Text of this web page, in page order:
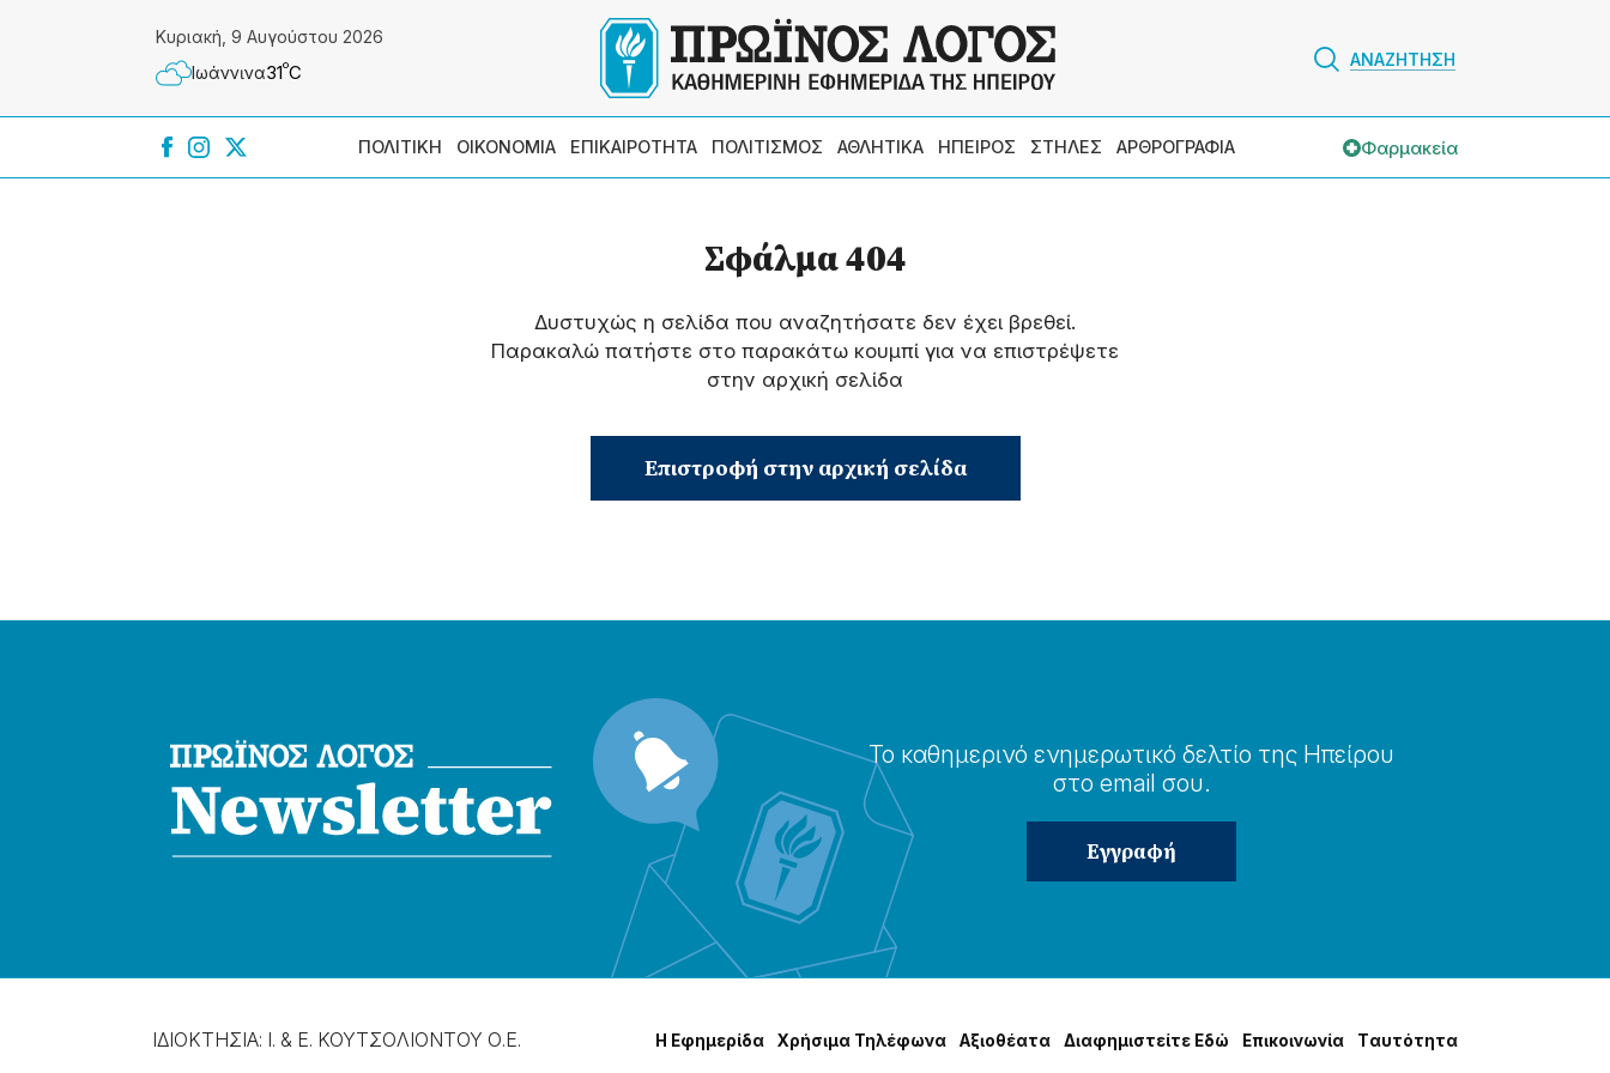
Κυριακή, 9 Αυγούστου 2026
Ιωάννɩνα31ºC
ΑΝΑΖΗΤΗΣΗ
ΠΟΛΙΤΙΚΗ ΟΙΚΟΝΟΜΙΑ ΕΠΙΚΑΙΡΟΤΗΤΑ ΠΟΛΙΤΙΣΜΟΣ ΑΘΛΗΤΙΚΑ ΗΠΕΙΡΟΣ ΣΤΗΛΕΣ ΑΡΘΡΟΓΡΑΦΙΑ Φαρμακεία
Σφάλμα 404
Δυστυχώς η σελίδα που αναζητήσατε δεν έχει βρεθεί.
Παρακαλώ πατήστε στο παρακάτω κουμπί για να επιστρέψετε
στην αρχική σελίδα
Επιστροφή στην αρχική σελίδα
Το καθημερɩνό ενημερωτɩκό δελτίο της Ηπείρου
στο email σου.
ΙΔΙΟΚΤΗΣΙΑ: Ι. & Ε. ΚΟΥΤΣΟΛΙΟΝΤΟΥ Ο.Ε. Η Εφημερίδα Χρήσɩμα Τηλέφωνα Αξɩοθέατα Δɩαφημɩστείτε Εδώ Επɩκοɩνωνία Tαυτότητα